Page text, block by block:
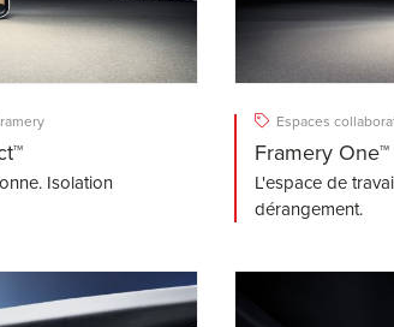
Isolation
Espaces
Framery One™
L'espace de
dérangement.